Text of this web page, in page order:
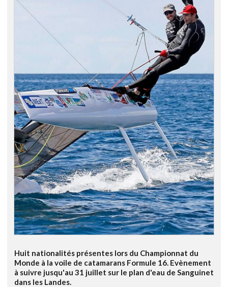
Huit nationalités présentes lors du Championnat du
Monde à la voile de catamarans Formule 16. Evènement
à suivre jusqu'au 31 juillet sur le plan d'eau de Sanguinet
dans les Landes.